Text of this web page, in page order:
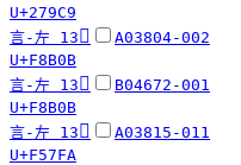
U+279C9
言-左 13 󸬋
A03804-002
U+F8B0B
言-左 13 󸬋
B04672-001
U+F8B0B
言-左 13 󵟺
A03815-011
U+F57FA